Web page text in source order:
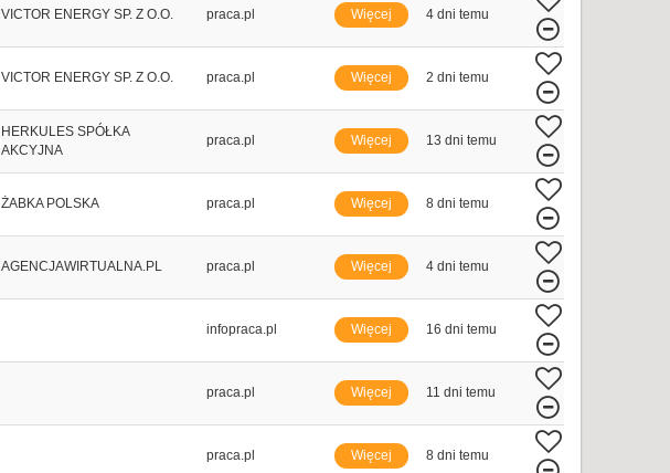
VICTOR ENERGY SP. Z O.O. praca.pl Więcej 4 dni temu
VICTOR ENERGY SP. Z O.O. praca.pl Więcej 2 dni temu
HERKULES SPÓŁKA
AKCYJNA
praca.pl Więcej 13 dni temu
ŻABKA POLSKA praca.pl Więcej 8 dni temu
AGENCJAWIRTUALNA.PL praca.pl Więcej 4 dni temu
infopraca.pl Więcej 16 dni temu
praca.pl Więcej 11 dni temu
praca.pl Więcej 8 dni temu